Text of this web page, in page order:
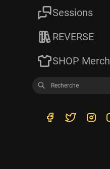
Sessions
REVERSE
SHOP Merch